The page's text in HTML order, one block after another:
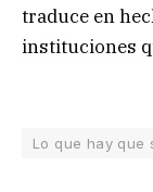
traduce en
instituciones
Lo que hay que